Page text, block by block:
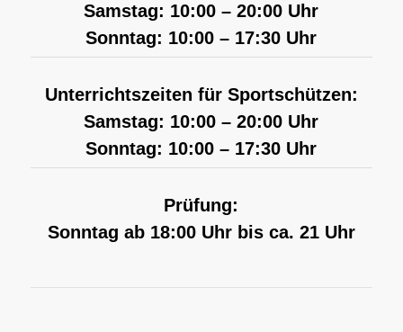
Samstag: 10:00 – 20:00 Uhr
Sonntag: 10:00 – 17:30 Uhr
Unterrichtszeiten für Sportschützen:
Samstag: 10:00 – 20:00 Uhr
Sonntag: 10:00 – 17:30 Uhr
Prüfung:
Sonntag ab 18:00 Uhr bis ca. 21 Uhr